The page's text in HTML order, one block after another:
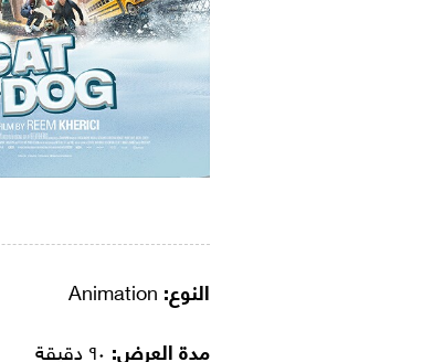
النوع:
مدة العرض: